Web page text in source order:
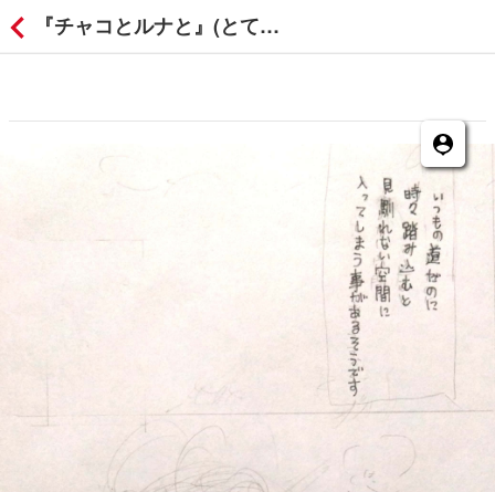
『チャコとルナと』(とても過去作ネームです)の付箋コメント